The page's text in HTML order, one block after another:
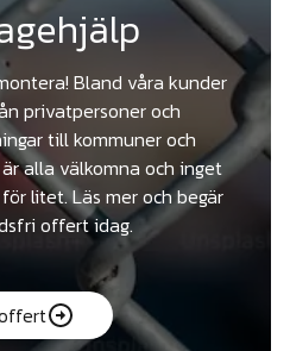
Bland våra kunder
privatpersoner och
till kommuner och
alla välkomna och inget
litet. Läs mer och begär
offert idag.